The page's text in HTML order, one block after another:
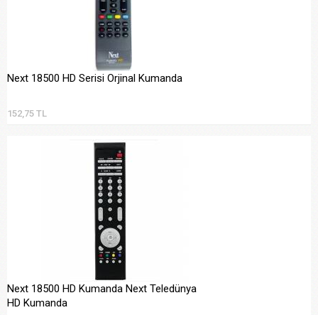
Next 18500 HD Serisi Orjinal Kumanda
152,75 TL
Next 18500 HD Kumanda Next Teledünya
HD Kumanda